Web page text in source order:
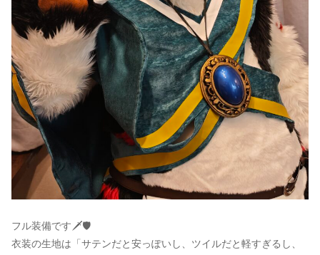
フル装備です🗡️🛡️
衣装の生地は「サテンだと安っぽいし、ツイルだと軽すぎるし、